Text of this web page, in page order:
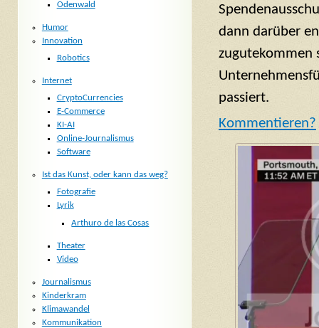
dann darüber
zugutekommen
passiert.
Kommentieren?
Odenwald
Humor
Innovation
Robotics
Internet
CryptoCurrencies
E-Commerce
KI-AI
Online-Journalismus
Software
Ist das Kunst, oder kann das weg?
Fotografie
Lyrik
Arthuro de las Cosas
Theater
Video
Journalismus
Kinderkram
Klimawandel
Kommunikation